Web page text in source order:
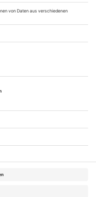
Walzer zu tanzen: mit
rechts herum. Jetzt hat
«Marsch,
in Mainz eine
Den musikalischen
Geschwindigkeit
Newsletter